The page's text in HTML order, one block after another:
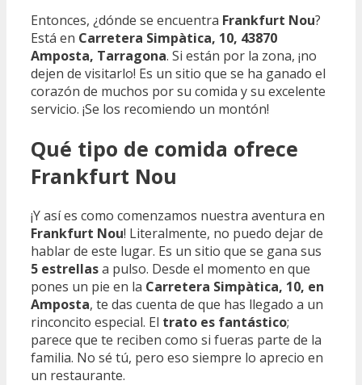
Entonces, ¿dónde se encuentra Frankfurt Nou?
Está en Carretera Simpàtica, 10, 43870
Amposta, Tarragona. Si están por la zona, ¡no
dejen de visitarlo! Es un sitio que se ha ganado el
corazón de muchos por su comida y su excelente
servicio. ¡Se los recomiendo un montón!
Qué tipo de comida ofrece
Frankfurt Nou
¡Y así es como comenzamos nuestra aventura en
Frankfurt Nou! Literalmente, no puedo dejar de
hablar de este lugar. Es un sitio que se gana sus
5 estrellasa pulso. Desde el momento en que
pones un pie en la Carretera Simpàtica, 10, en
Amposta, te das cuenta de que has llegado a un
rinconcito especial. El trato es fantástico;
parece que te reciben como si fueras parte de la
familia. No sé tú, pero eso siempre lo aprecio en
un restaurante.